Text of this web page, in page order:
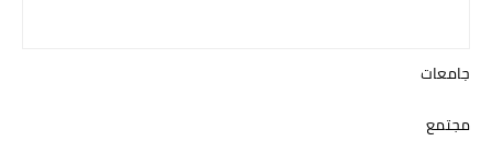
جامعات
مجتمع